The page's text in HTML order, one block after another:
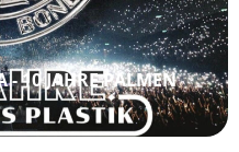
- 10 JAHRE PALMEN